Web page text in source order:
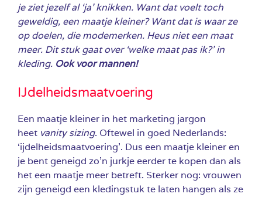
je ziet jezelf al ‘ja’ knikken. Want dat voelt toch
geweldig, een maatje kleiner? Want dat is waar ze
op doelen, die modemerken. Heus niet een maat
meer. Dit stuk gaat over ‘welke maat pas ik?’ in
kleding. Ook voor mannen!
IJdelheidsmaatvoering
Een maatje kleiner in het marketing jargon
heet vanity sizing. Oftewel in goed Nederlands:
‘ijdelheidsmaatvoering’. Dus een maatje kleiner en
je bent geneigd zo’n jurkje eerder te kopen dan als
het een maatje meer betreft. Sterker nog: vrouwen
zijn geneigd een kledingstuk te laten hangen als ze